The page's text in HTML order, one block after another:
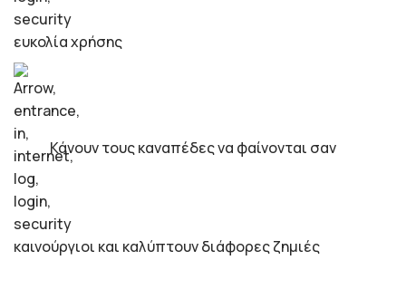
ευκολία χρήσης
Κάνουν τους καναπέδες να φαίνονται σαν
καινούργιοι και καλύπτουν διάφορες ζημιές